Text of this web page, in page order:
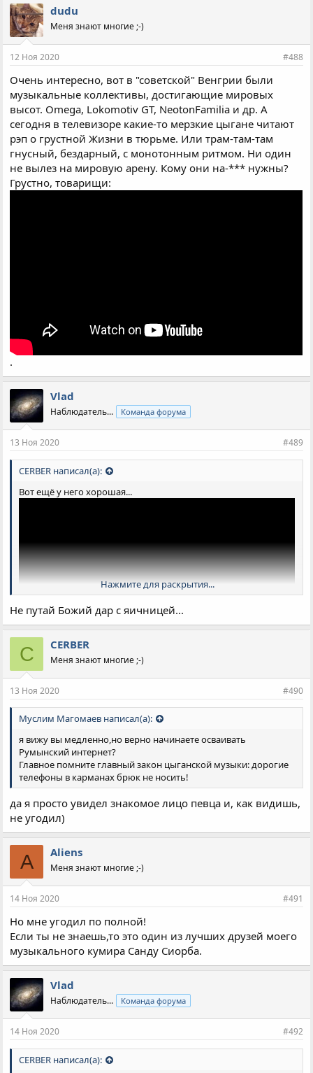
dudu
Меня знают многие ;-)
12 Ноя 2020 #488
Очень интересно, вот в "советской" Венгрии были
музыкальные коллективы, достигающие мировых
высот. Omega, Lokomotiv GT, NeotonFamilia и др. А
сегодня в телевизоре какие-то мерзкие цыгане читают
рэп о грустной Жизни в тюрьме. Или трам-там-там
гнусный, бездарный, с монотонным ритмом. Ни один
не вылез на мировую арену. Кому они на-*** нужны?
Грустно, товарищи:
.
Vlad
Наблюдатель... Команда форума
13 Ноя 2020 #489
CERBER написал(а):
Вот ещё у него хорошая...
Нажмите для раскрытия...
Не путай Божий дар с яичницей...
C CERBER
Меня знают многие ;-)
13 Ноя 2020 #490
Муслим Магомаев написал(а):
я вижу вы медленно,но верно начинаете осваивать
Румынский интернет?
Главное помните главный закон цыганской музыки: дорогие
телефоны в карманах брюк не носить!
да я просто увидел знакомое лицо певца и, как видишь,
не угодил)
A Aliens
Меня знают многие ;-)
14 Ноя 2020 #491
Но мне угодил по полной!
Если ты не знаешь,то это один из лучших друзей моего
музыкального кумира Санду Сиорба.
Vlad
Наблюдатель... Команда форума
14 Ноя 2020 #492
CERBER написал(а):